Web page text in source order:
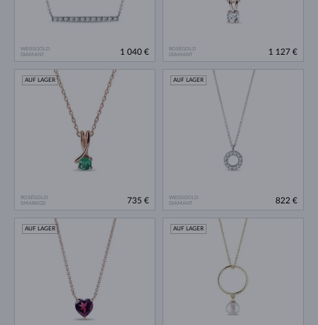
WEISSGOLD
DIAMANT
1 040 €
ROSÉGOLD
DIAMANT
1 127 €
ROSÉGOLD
SMARAGD
AUF LAGER
735 €
WEISSGOLD
DIAMANT
AUF LAGER
822 €
AUF LAGER AUF LAGER